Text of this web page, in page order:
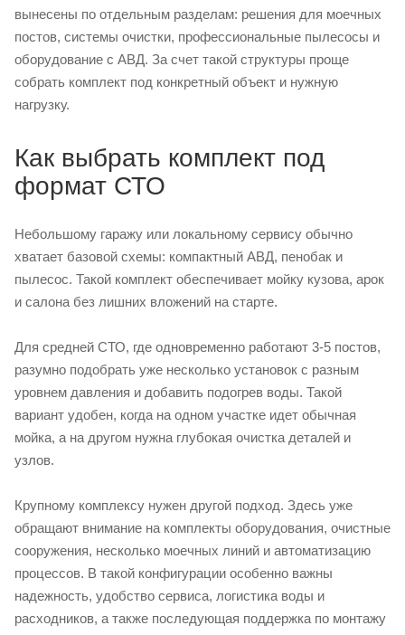
вынесены по отдельным разделам: решения для моечных
постов, системы очистки, профессиональные пылесосы и
оборудование с АВД. За счет такой структуры проще
собрать комплект под конкретный объект и нужную
нагрузку.
Как выбрать комплект под
формат СТО
Небольшому гаражу или локальному сервису обычно
хватает базовой схемы: компактный АВД, пенобак и
пылесос. Такой комплект обеспечивает мойку кузова, арок
и салона без лишних вложений на старте.
Для средней СТО, где одновременно работают 3-5 постов,
разумно подобрать уже несколько установок с разным
уровнем давления и добавить подогрев воды. Такой
вариант удобен, когда на одном участке идет обычная
мойка, а на другом нужна глубокая очистка деталей и
узлов.
Крупному комплексу нужен другой подход. Здесь уже
обращают внимание на комплекты оборудования, очистные
сооружения, несколько моечных линий и автоматизацию
процессов. В такой конфигурации особенно важны
надежность, удобство сервиса, логистика воды и
расходников, а также последующая поддержка по монтажу